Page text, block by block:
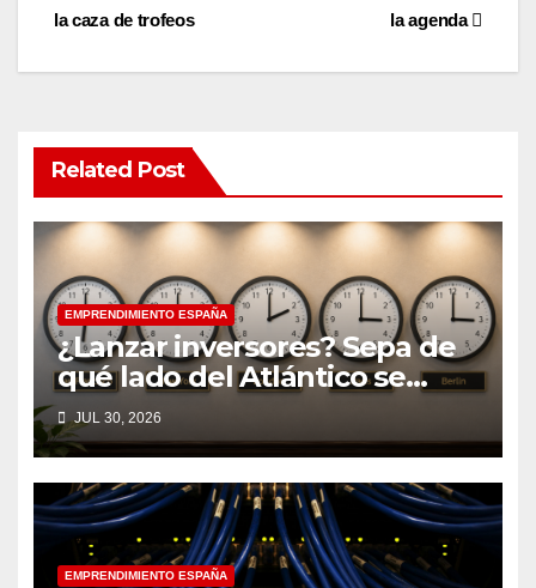
la agenda
la caza de trofeos
Related Post
EMPRENDIMIENTO ESPAÑA
¿Lanzar inversores? Sepa de
qué lado del Atlántico se
encuentra
JUL 30, 2026
EMPRENDIMIENTO ESPAÑA